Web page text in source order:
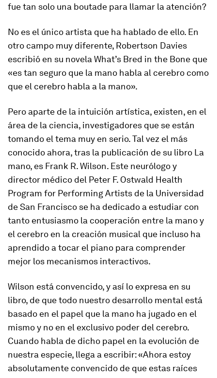
fue tan solo una boutade para llamar la atención?
No es el único artista que ha hablado de ello. En
otro campo muy diferente, Robertson Davies
escribió en su novela What’s Bred in the Bone que
«es tan seguro que la mano habla al cerebro como
que el cerebro habla a la mano».
Pero aparte de la intuición artística, existen, en el
área de la ciencia, investigadores que se están
tomando el tema muy en serio. Tal vez el más
conocido ahora, tras la publicación de su libro La
mano, es Frank R. Wilson. Este neurólogo y
director médico del Peter F. Ostwald Health
Program for Performing Artists de la Universidad
de San Francisco se ha dedicado a estudiar con
tanto entusiasmo la cooperación entre la mano y
el cerebro en la creación musical que incluso ha
aprendido a tocar el piano para comprender
mejor los mecanismos interactivos.
Wilson está convencido, y así lo expresa en su
libro, de que todo nuestro desarrollo mental está
basado en el papel que la mano ha jugado en el
mismo y no en el exclusivo poder del cerebro.
Cuando habla de dicho papel en la evolución de
nuestra especie, llega a escribir: «Ahora estoy
absolutamente convencido de que estas raíces